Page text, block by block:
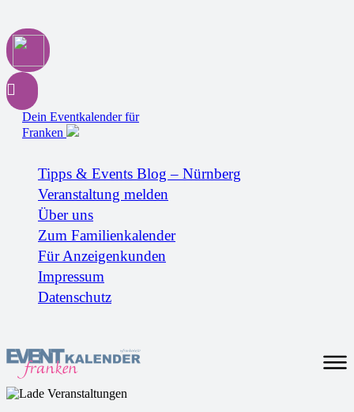
Dein Eventkalender für
Franken
Tipps & Events Blog – Nürnberg
Veranstaltung melden
Über uns
Zum Familienkalender
Für Anzeigenkunden
Impressum
Datenschutz